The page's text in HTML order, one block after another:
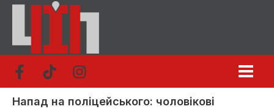
Перейти
вмісту
Напад на поліцейського: чоловікові